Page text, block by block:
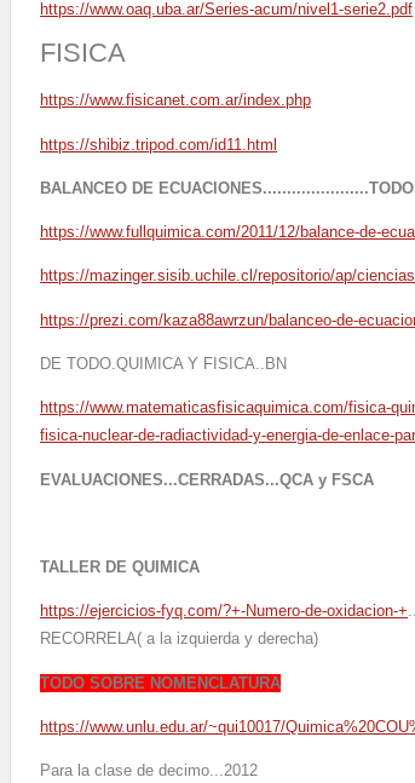
https://www.oaq.uba.ar/Series-acum/nivel1-serie2.pdf
FISICA
https://www.fisicanet.com.ar/index.php
https://shibiz.tripod.com/id11.html
BALANCEO DE
https://www.fullquimica.com/2011/12/balance-de-
https://mazinger.sisib.uchile.cl/repositorio/ap/
https://prezi.com/kaza88awrzun/balanceo-de-
DE TODO.QUIMICA Y FISICA..BN
https://www.matematicasfisicaquimica.com/fisica-
fisica-nuclear-de-radiactividad-y-energia-de-enlace-
EVALUACIONES...CERRADAS...QCA y FSCA
TALLER DE QUIMICA
https://ejercicios-fyq.com/?+-Numero-de-oxidacion-+
RECORRELA( a la izquierda y derecha)
TODO SOBRE NOMENCLATURA
https://www.unlu.edu.ar/~qui10017/
Para la clase de decimo...2012